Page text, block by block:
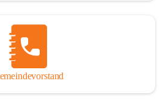
vergnüglichen und
machenden Zeitreise durch die
alte Geschichte von der Steinzeit